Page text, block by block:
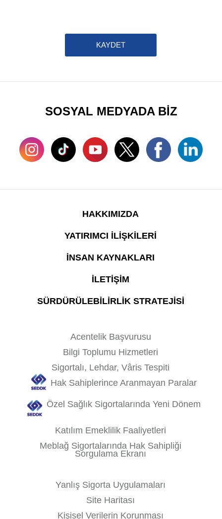
KAYDET
SOSYAL MEDYADA BİZ
HAKKIMIZDA
YATIRIMCI İLİŞKİLERİ
İNSAN KAYNAKLARI
İLETİŞİM
SÜRDÜRÜLEBİLİRLİK STRATEJİSİ
Acentelik Başvurusu
Bilgi Toplumu Hizmetleri
Sigortalı, Lehdar, Vâris Tespiti
Hak Sahiplerince Aranmayan Paralar
Özel Sağlık Sigortalarında Yeni Dönem
Katılım Emeklilik Faaliyetleri
Meblağ Sigortalarında Hak Sahipliği
Sorgulama Ekranı
Yanlış Sigorta Uygulamaları
Site Haritası
Kişisel Verilerin Korunması